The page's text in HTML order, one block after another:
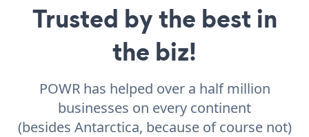
Trusted by the best in
the biz!
POWR has helped over a half million
businesses on every continent
(besides Antarctica, because of course not)